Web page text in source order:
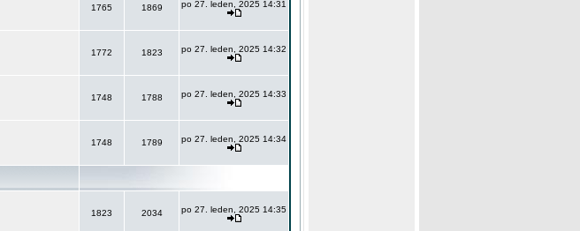
1765 1869 po 27. leden, 2025 14:31
1772 1823 po 27. leden, 2025 14:32
1748 1788 po 27. leden, 2025 14:33
1748 1789 po 27. leden, 2025 14:34
1823 2034 po 27. leden, 2025 14:35